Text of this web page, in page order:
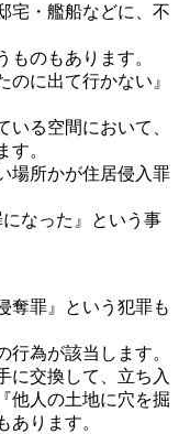
宅・艦船などに、不
のもあります。
のに出て行かない』
いる空間において、
す。
場所かが住居侵入罪
になった』という事
奪罪』という犯罪も
為が該当します。
に交換して、立ち入
他人の土地に穴を掘
あります。